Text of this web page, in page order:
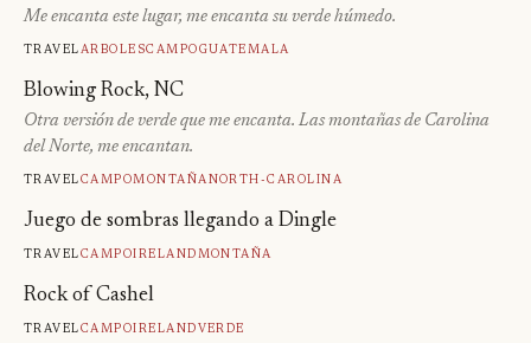
Me encanta este lugar, me encanta su verde húmedo.
TravelArbolesCampoGuatemala
Blowing Rock, NC
Otra versión de verde que me encanta. Las montañas de Carolina
del Norte, me encantan.
TravelCampoMontañaNorth-Carolina
Juego de sombras llegando a Dingle
TravelCampoIrelandMontaña
Rock of Cashel
TravelCampoIrelandVerde